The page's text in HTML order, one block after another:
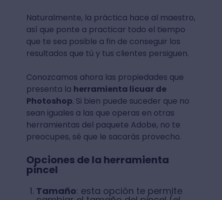
Naturalmente, la práctica hace al maestro,
así que ponte a practicar todo el tiempo
que te sea posible a fin de conseguir los
resultados que tú y tus clientes persiguen.
Conozcamos ahora las propiedades que
presenta la herramienta licuar de
Photoshop. Si bien puede suceder que no
sean iguales a las que operas en otras
herramientas del paquete Adobe, no te
preocupes, sé que le sacarás provecho.
Opciones de la herramienta
pincel
Tamaño: esta opción te permite